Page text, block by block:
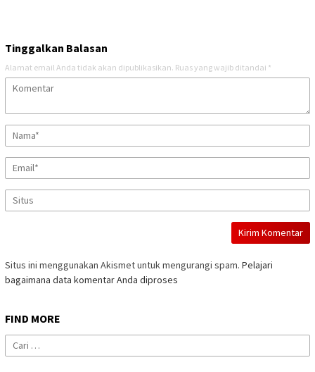
Tinggalkan Balasan
Alamat email Anda tidak akan dipublikasikan. Ruas yang wajib ditandai *
Situs ini menggunakan Akismet untuk mengurangi spam. Pelajari
bagaimana data komentar Anda diproses
FIND MORE
Cari
untuk: